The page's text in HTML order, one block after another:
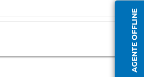
AGENTE OFFLINE